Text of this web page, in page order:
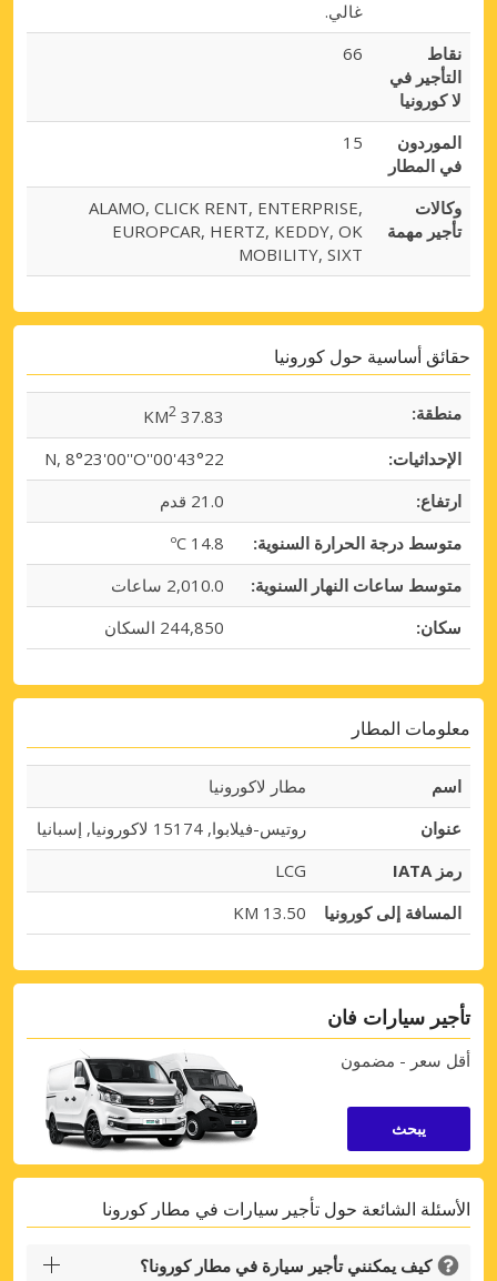
غالي.
نقاط
التأجير في
لا كورونيا
66
الموردون
في المطار
15
وكالات
تأجير مهمة
ALAMO, CLICK RENT, ENTERPRISE,
EUROPCAR, HERTZ, KEDDY, OK
MOBILITY, SIXT
حقائق أساسية حول كورونيا
منطقة: 37.83 KM
2
الإحداثيات:
43°22'00''N, 8°23'00''O
ارتفاع:
21.0 قدم
متوسط درجة الحرارة السنوية:
14.8 ºC
متوسط ساعات النهار السنوية:
2,010.0 ساعات
سكان:
244,850 السكان
معلومات المطار
اسم
مطار لاكورونيا
عنوان
روتيس-فيلابوا, 15174 لاكورونيا, إسبانيا
رمز IATA
LCG
المسافة إلى كورونيا
13.50 KM
تأجير سيارات فان
أقل سعر - مضمون
يبحث
الأسئلة الشائعة حول تأجير سيارات في مطار كورونا
كيف يمكنني تأجير سيارة في مطار كورونا؟